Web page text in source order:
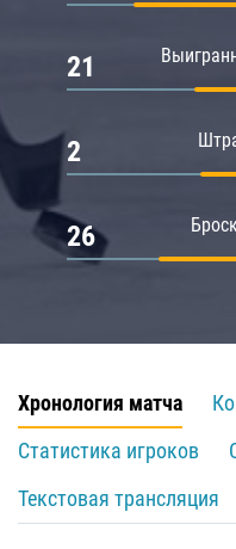
21
2
26
Хронология матча
Статистика игроков
Текстовая трансляция